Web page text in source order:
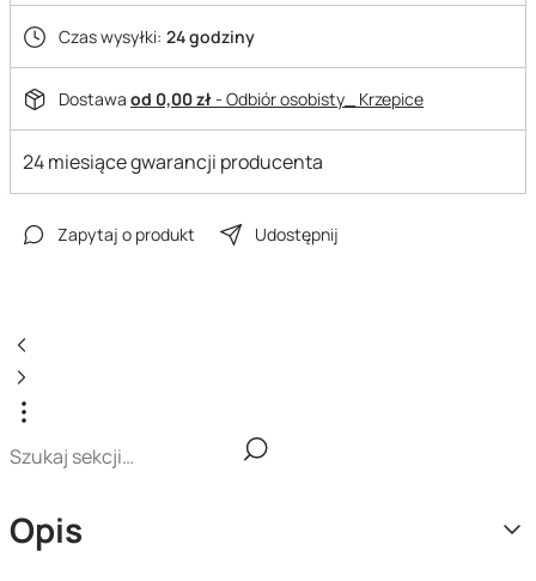
Czas wysyłki: 24 godziny
Dostawa od 0,00 zł- Odbiór osobisty_ Krzepice
24 miesiące gwarancji producenta
Zapytaj o produkt Udostępnij
Opis